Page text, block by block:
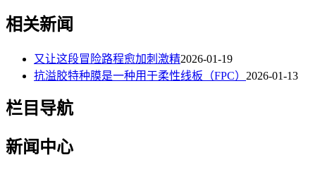
相关新闻
又让这段冒险路程愈加刺激精2026-01-19
抗溢胶特种膜是一种用于柔性线板（FPC） 2026-01-13
栏目导航
新闻中心